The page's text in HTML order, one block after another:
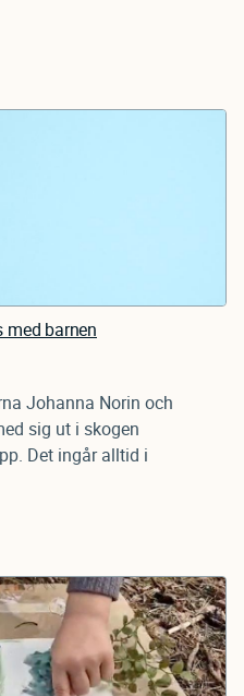
barnen
Johanna Norin och
sig ut i skogen
Det ingår alltid i